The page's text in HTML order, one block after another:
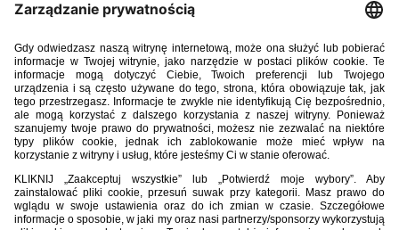
Bartosz Frankowski został wyznaczony na głównego
sędziego pierwszego meczu 1/16 finału Ligi Europy, w którym
rosyjski FK Krasnodar zagra dzisiaj o godzinie 18:55